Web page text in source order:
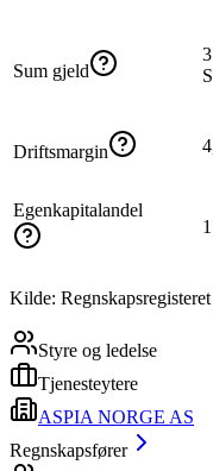
Sum gjeld
Driftsmargin
Egenkapitalandel
Kilde:
Styre og ledelse
Tjenesteytere
ASPIA NORGE AS
Regnskapsfører